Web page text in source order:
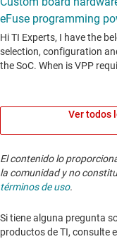
Ver todos
El contenido lo
la comunidad y no
términos de uso.
Si tiene alguna pregunta
productos de TI, consulte el